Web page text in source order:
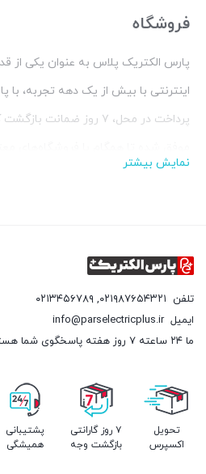
فروشگاه
پارس الکتریک پلاس به عنوان یکی از
اینترنتی با بیش از یک دهه تجربه، با
پرداخت در محل، ۷ روز
پیدا خواهید کرد.
نمایش بیشتر
تلفن ۰۲۱۹۸۷۶۵۴۳۲۱, ۰۲۱۳۴۵۶۷۸۹
ایمیلinfo@parselectricplus.ir
ما ۲۴ ساعته ۷ روز هفته پاسخگوی شما هستیم.
تحویل
اکسپرس
۷ روز گارانتی
بازگشت وجه
پشتیبانی
همیشگی